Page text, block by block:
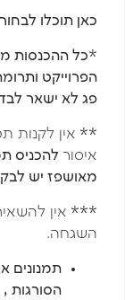
כאן תוכלו
*כל ההכנסות
הפרוייקט
פג לא ישאר לבד
** אין לקנות
איסור להכניס
מאושפז יש
*** אין
השגחה.
תמנונים
הסורגות